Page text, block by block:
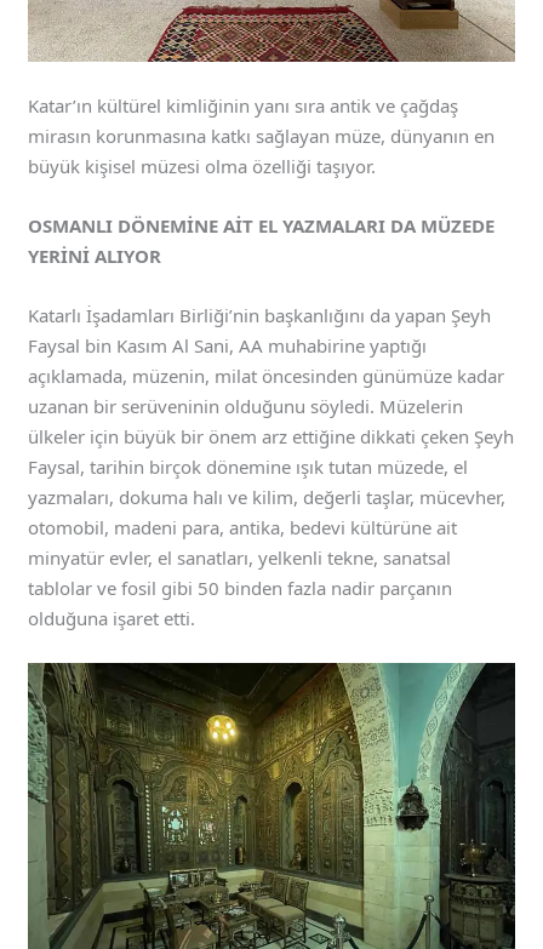
Katar’ın kültürel kimliğinin yanı sıra antik ve çağdaş
mirasın korunmasına katkı sağlayan müze, dünyanın en
büyük kişisel müzesi olma özelliği taşıyor.
OSMANLI DÖNEMİNE AİT EL YAZMALARI DA MÜZEDE
YERİNİ ALIYOR
Katarlı İşadamları Birliği’nin başkanlığını da yapan Şeyh
Faysal bin Kasım Al Sani, AA muhabirine yaptığı
açıklamada, müzenin, milat öncesinden günümüze kadar
uzanan bir serüveninin olduğunu söyledi. Müzelerin
ülkeler için büyük bir önem arz ettiğine dikkati çeken Şeyh
Faysal, tarihin birçok dönemine ışık tutan müzede, el
yazmaları, dokuma halı ve kilim, değerli taşlar, mücevher,
otomobil, madeni para, antika, bedevi kültürüne ait
minyatür evler, el sanatları, yelkenli tekne, sanatsal
tablolar ve fosil gibi 50 binden fazla nadir parçanın
olduğuna işaret etti.